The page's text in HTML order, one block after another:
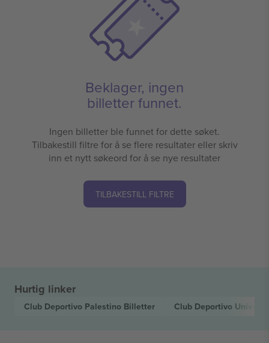
Beklager, ingen
billetter funnet.
Ingen billetter ble funnet for dette søket.
Tilbakestill filtre for å se flere resultater eller skriv
inn et nytt søkeord for å se nye resultater
TILBAKESTILL FILTRE
Hurtig linker
Club Deportivo Palestino Billetter Club Deportivo